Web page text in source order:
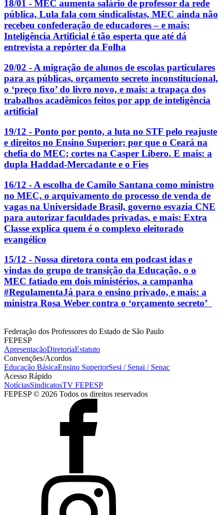
18/01 - MEC aumenta salário de professor da rede
pública, Lula fala com sindicalistas, MEC ainda não
recebeu confederação de educadores – e mais:
Inteligência Artificial é tão esperta que até dá
entrevista a repórter da Folha
20/02 - A migração de alunos de escolas particulares
para as públicas, orçamento secreto inconstitucional,
o ‘preço fixo’ do livro novo, e mais: a trapaça dos
trabalhos acadêmicos feitos por app de inteligência
artificial
19/12 - Ponto por ponto, a luta no STF pelo reajuste
e direitos no Ensino Superior; por que o Ceará na
chefia do MEC; cortes na Casper Líbero. E mais: a
dupla Haddad-Mercadante e o Fies
16/12 - A escolha de Camilo Santana como ministro
no MEC, o arquivamento do processo de venda de
vagas na Universidade Brasil, governo esvazia CNE
para autorizar faculdades privadas, e mais: Extra
Classe explica quem é o complexo eleitorado
evangélico
15/12 - Nossa diretora conta em podcast idas e
vindas do grupo de transição da Educação, o o
MEC fatiado em dois ministérios, a campanha
#RegulamentaJá para o ensino privado, e mais: a
ministra Rosa Weber contra o ‘orçamento secreto’
Federação dos Professores do Estado de São Paulo
FEPESP
ApresentaçãoDiretoriaEstatuto
Convenções/Acordos
Educação BásicaEnsino SuperiorSesi / Senai / Senac
Acesso Rápido
NotíciasSindicatosTV FEPESP
FEPESP © 2026 Todos os direitos reservados